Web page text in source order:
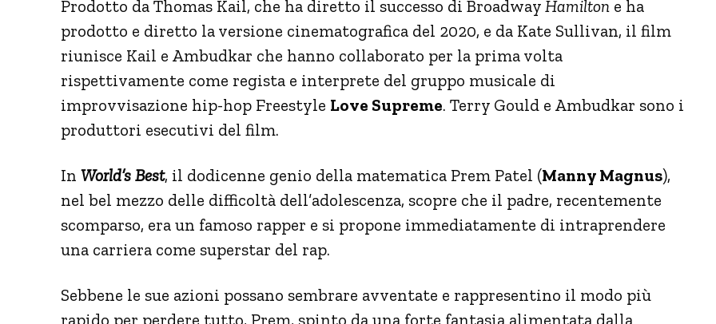
Prodotto da Thomas Kail, che ha diretto il successo di Broadway Hamilton e ha
prodotto e diretto la versione cinematografica del 2020, e da Kate Sullivan, il film
riunisce Kail e Ambudkar che hanno collaborato per la prima volta
rispettivamente come regista e interprete del gruppo musicale di
improvvisazione hip-hop Freestyle Love Supreme. Terry Gould e Ambudkar sono i
produttori esecutivi del film.
In World’s Best, il dodicenne genio della matematica Prem Patel (Manny Magnus),
nel bel mezzo delle difficoltà dell’adolescenza, scopre che il padre, recentemente
scomparso, era un famoso rapper e si propone immediatamente di intraprendere
una carriera come superstar del rap.
Sebbene le sue azioni possano sembrare avventate e rappresentino il modo più
rapido per perdere tutto, Prem, spinto da una forte fantasia alimentata dalla